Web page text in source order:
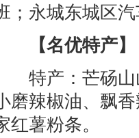
；永城东城区
【名优特产】
特产：芒砀山
磨辣椒油、飘
红薯粉条。